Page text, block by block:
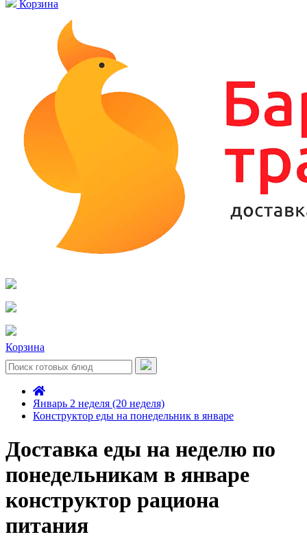
Корзина
Корзина
Январь 2 неделя (20 неделя)
Конструктор еды на понедельник в январе
Доставка еды на неделю по
понедельникам в январе
конструктор рациона
питания